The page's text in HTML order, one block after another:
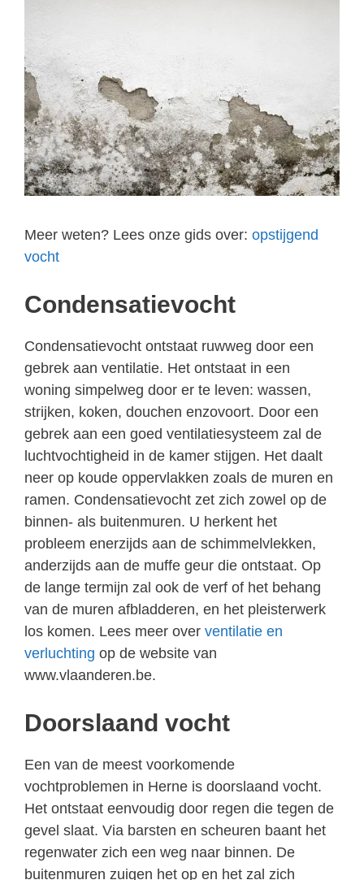
Meer weten? Lees onze gids over: opstijgend
vocht
Condensatievocht
Condensatievocht ontstaat ruwweg door een
gebrek aan ventilatie. Het ontstaat in een
woning simpelweg door er te leven: wassen,
strijken, koken, douchen enzovoort. Door een
gebrek aan een goed ventilatiesysteem zal de
luchtvochtigheid in de kamer stijgen. Het daalt
neer op koude oppervlakken zoals de muren en
ramen. Condensatievocht zet zich zowel op de
binnen- als buitenmuren. U herkent het
probleem enerzijds aan de schimmelvlekken,
anderzijds aan de muffe geur die ontstaat. Op
de lange termijn zal ook de verf of het behang
van de muren afbladderen, en het pleisterwerk
los komen. Lees meer over ventilatie en
verluchting op de website van
www.vlaanderen.be.
Doorslaand vocht
Een van de meest voorkomende
vochtproblemen in Herne is doorslaand vocht.
Het ontstaat eenvoudig door regen die tegen de
gevel slaat. Via barsten en scheuren baant het
regenwater zich een weg naar binnen. De
buitenmuren zuigen het op en het zal zich